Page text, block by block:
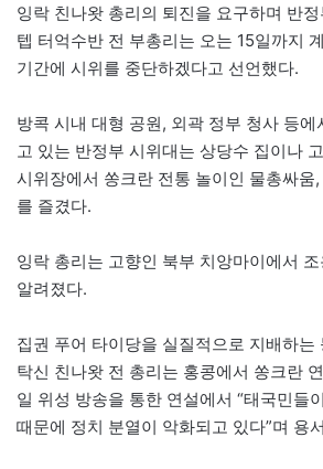
잉락 친나왓 총리의 퇴진을 요구하며 반
텝 터억수반 전 부총리는 오는 15일까지
기간에 시위를 중단하겠다고 선언했다.
방콕 시내 대형 공원, 외곽 정부 청사 등에
고 있는 반정부 시위대는 상당수 집이나
시위장에서 쏭크란 전통 놀이인 물총싸움
를 즐겼다.
잉락 총리는 고향인 북부 치앙마이에서
알려졌다.
집권 푸어 타이당을 실질적으로 지배하는
탁신 친나왓 전 총리는 홍콩에서 쏭크란
일 위성 방송을 통한 연설에서 “태국민들
때문에 정치 분열이 악화되고 있다”며 용